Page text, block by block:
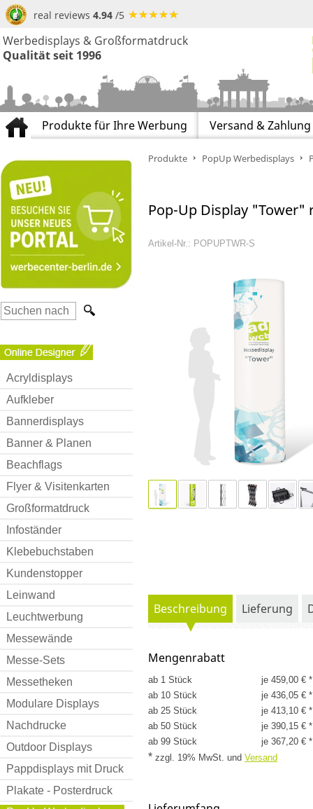
real reviews 4.94 /5
Werbedisplays & Großformatdruck
Qualität seit 1996
Produkte für Ihre Werbung Versand & Zahlung
Acryldisplays
Aufkleber
Bannerdisplays
Banner & Planen
Beachflags
Flyer & Visitenkarten
Großformatdruck
Infoständer
Klebebuchstaben
Kundenstopper
Leinwand
Leuchtwerbung
Messewände
Messe-Sets
Messetheken
Modulare Displays
Nachdrucke
Outdoor Displays
Pappdisplays mit Druck
Plakate - Posterdruck
Produkte PopUp Werbedisplays
Pop-Up Display "Tower"
Artikel-Nr.: POPUPTWR-S
Beschreibung Lieferung
Mengenrabatt
ab 1 Stück
je 459,00 € *
ab 10 Stück
je 436,05 € *
ab 25 Stück
je 413,10 € *
ab 50 Stück
je 390,15 € *
ab 99 Stück
je 367,20 € *
* zzgl. 19% MwSt. und Versand